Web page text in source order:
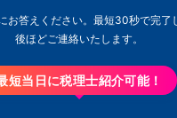
お答えください。最短30秒で完了
後ほどご連絡いたします。
短当日に税理士紹介可能！